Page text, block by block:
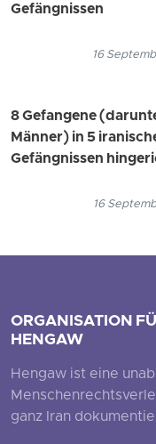
Gefängnissen
16
8 Gefangene
Männer) in 5
Gefängnissen
16
ORGANISATION
HENGAW
Hengaw ist eine
ganz Iran